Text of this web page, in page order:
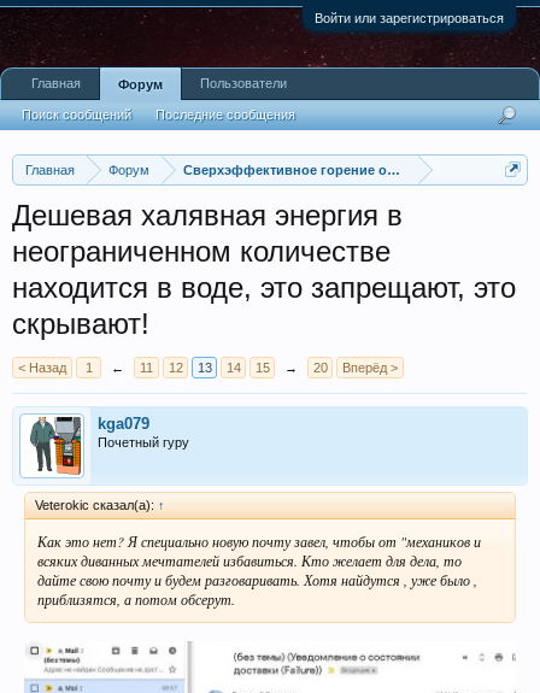
Войти или зарегистрироваться
Главная Форум Сверхэффективное горение органического топлива
Дешевая халявная энергия в
неограниченном количестве
находится в воде, это запрещают, это
скрывают!
< Назад 1 ← 11 12 13 14 15 → 20 Вперёд >
kga079
Почетный гуру
Veterokic сказал(а): ↑
Как это нет? Я специально новую почту завел, чтобы от "механиков и
всяких диванных мечтателей избавиться. Кто желает для дела, то
дайте свою почту и будем разговаривать. Хотя найдутся , уже было ,
приблизятся, а потом обсерут.
Главная Форум
Поиск сообщений Последние сообщения
Пользователи